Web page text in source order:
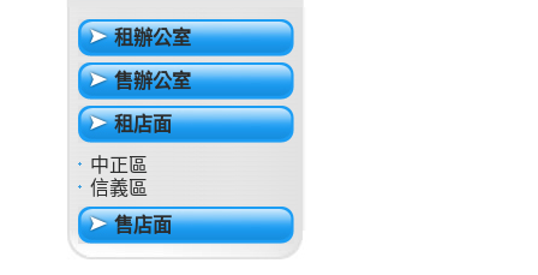
租辦公室
售辦公室
租店面
中正區
信義區
售店面